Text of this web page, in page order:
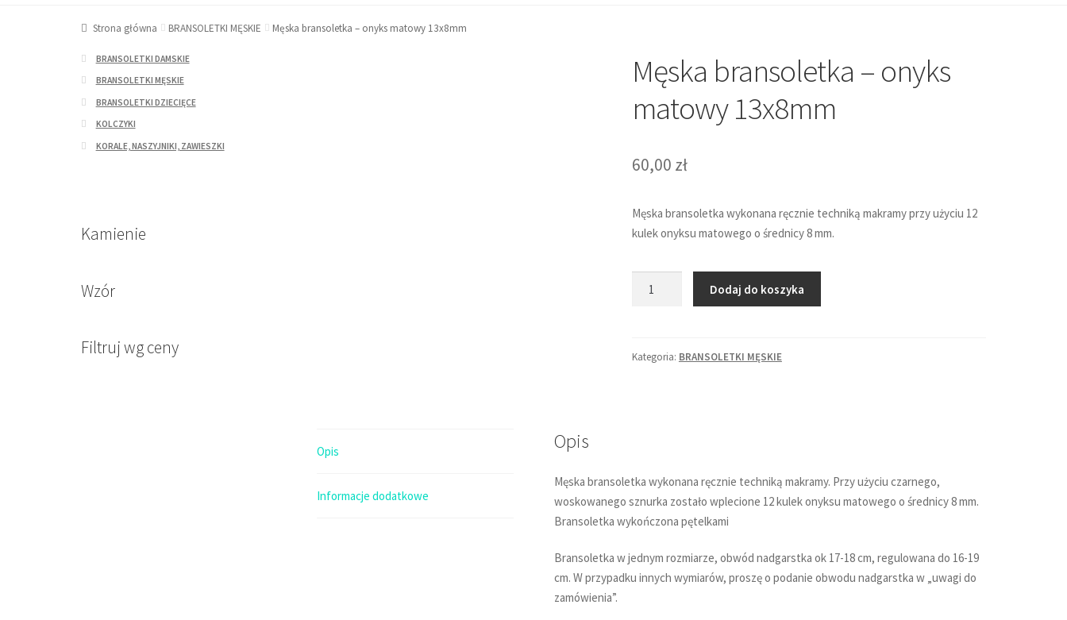
Strona główna BRANSOLETKI MĘSKIE Męska bransoletka – onyks matowy 13x8mm
Męska bransoletka – onyks
matowy 13x8mm
60,00 zł
Męska bransoletka wykonana ręcznie techniką makramy przy użyciu 12
kulek onyksu matowego o średnicy 8 mm.
onyks
Dodaj do koszyka
Kategoria: BRANSOLETKI MĘSKIE
Opis
Informacje dodatkowe
Opis
Męska bransoletka wykonana ręcznie techniką makramy. Przy użyciu czarnego,
woskowanego sznurka zostało wplecione 12 kulek onyksu matowego o średnicy 8 mm.
Bransoletka wykończona pętelkami
Bransoletka w jednym rozmiarze, obwód nadgarstka ok 17-18 cm, regulowana do 16-19
cm. W przypadku innych wymiarów, proszę o podanie obwodu nadgarstka w „uwagi do
zamówienia”.
BRANSOLETKI DAMSKIE
BRANSOLETKI MĘSKIE
BRANSOLETKI DZIECIĘCE
KOLCZYKI
KORALE, NASZYJNIKI, ZAWIESZKI
Kamienie
Wzór
Filtruj wg ceny